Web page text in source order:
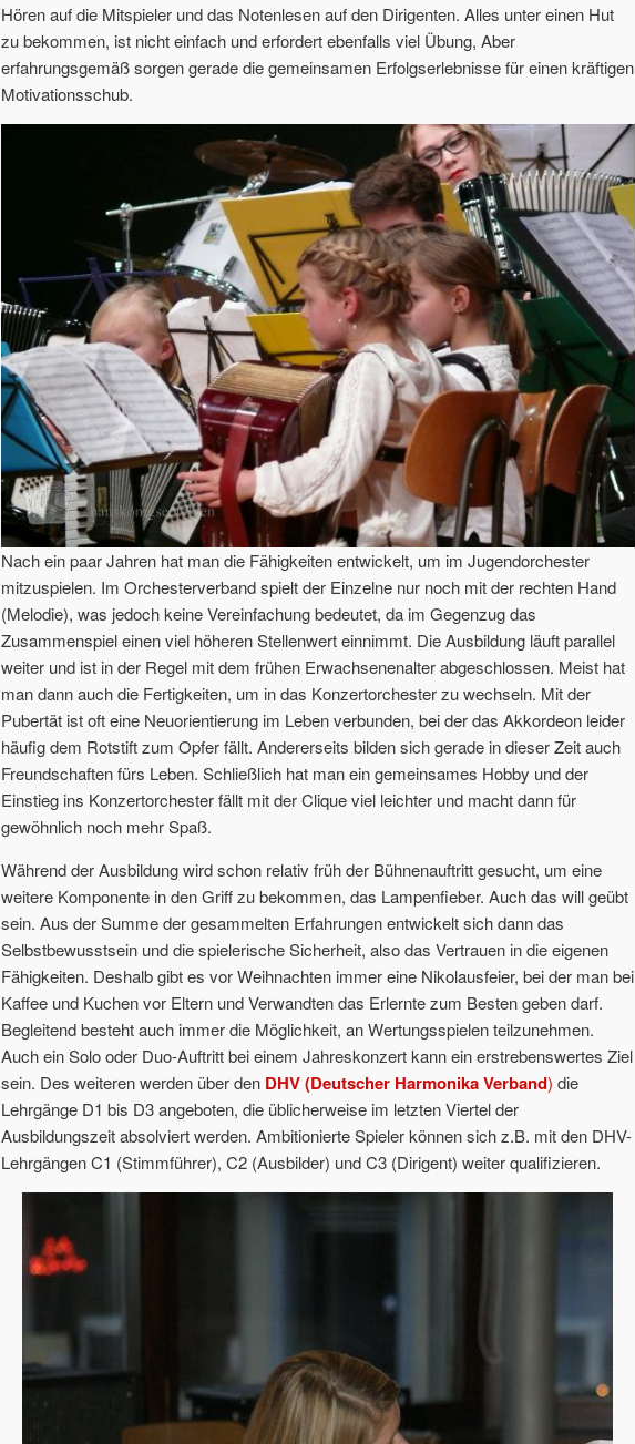
Hören auf die Mitspieler und das Notenlesen auf den Dirigenten. Alles unter einen Hut
zu bekommen, ist nicht einfach und erfordert ebenfalls viel Übung, Aber
erfahrungsgemäß sorgen gerade die gemeinsamen Erfolgserlebnisse für einen kräftigen
Motivationsschub.
Nach ein paar Jahren hat man die Fähigkeiten entwickelt, um im Jugendorchester
mitzuspielen. Im Orchesterverband spielt der Einzelne nur noch mit der rechten Hand
(Melodie), was jedoch keine Vereinfachung bedeutet, da im Gegenzug das
Zusammenspiel einen viel höheren Stellenwert einnimmt. Die Ausbildung läuft parallel
weiter und ist in der Regel mit dem frühen Erwachsenenalter abgeschlossen. Meist hat
man dann auch die Fertigkeiten, um in das Konzertorchester zu wechseln. Mit der
Pubertät ist oft eine Neuorientierung im Leben verbunden, bei der das Akkordeon leider
häufig dem Rotstift zum Opfer fällt. Andererseits bilden sich gerade in dieser Zeit auch
Freundschaften fürs Leben. Schließlich hat man ein gemeinsames Hobby und der
Einstieg ins Konzertorchester fällt mit der Clique viel leichter und macht dann für
gewöhnlich noch mehr Spaß.
Während der Ausbildung wird schon relativ früh der Bühnenauftritt gesucht, um eine
weitere Komponente in den Griff zu bekommen, das Lampenfieber. Auch das will geübt
sein. Aus der Summe der gesammelten Erfahrungen entwickelt sich dann das
Selbstbewusstsein und die spielerische Sicherheit, also das Vertrauen in die eigenen
Fähigkeiten. Deshalb gibt es vor Weihnachten immer eine Nikolausfeier, bei der man bei
Kaffee und Kuchen vor Eltern und Verwandten das Erlernte zum Besten geben darf.
Begleitend besteht auch immer die Möglichkeit, an Wertungsspielen teilzunehmen.
Auch ein Solo oder Duo-Auftritt bei einem Jahreskonzert kann ein erstrebenswertes Ziel
sein. Des weiteren werden über den DHV (Deutscher Harmonika Verband) die
Lehrgänge D1 bis D3 angeboten, die üblicherweise im letzten Viertel der
Ausbildungszeit absolviert werden. Ambitionierte Spieler können sich z.B. mit den DHV-
Lehrgängen C1 (Stimmführer), C2 (Ausbilder) und C3 (Dirigent) weiter qualifizieren.